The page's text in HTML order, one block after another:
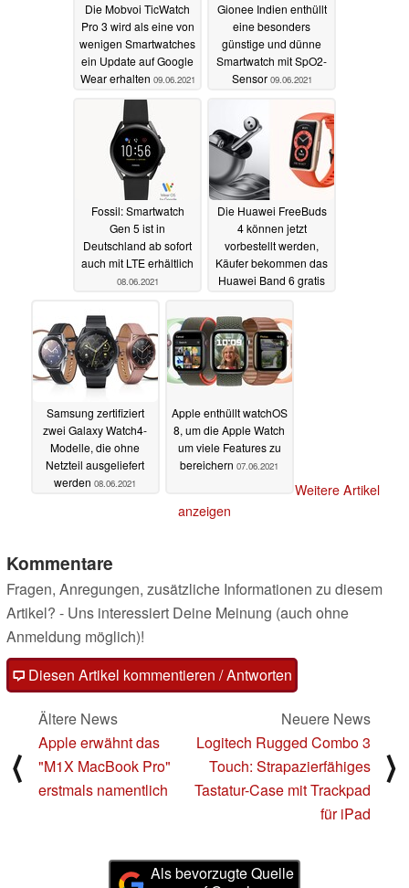
Die Mobvoi TicWatch
Pro 3 wird als eine von
wenigen Smartwatches
ein Update auf Google
Wear erhalten 09.06.2021
Gionee Indien enthüllt
eine besonders
günstige und dünne
Smartwatch mit SpO2-
Sensor 09.06.2021
Fossil: Smartwatch
Gen 5 ist in
Deutschland ab sofort
auch mit LTE erhältlich
08.06.2021
Die Huawei FreeBuds
4 können jetzt
vorbestellt werden,
Käufer bekommen das
Huawei Band 6 gratis
Samsung zertifiziert
zwei Galaxy Watch4-
Modelle, die ohne
Netzteil ausgeliefert
werden 08.06.2021
Apple enthüllt watchOS
8, um die Apple Watch
um viele Features zu
bereichern 07.06.2021
Weitere Artikel
anzeigen
Kommentare
Fragen, Anregungen, zusätzliche Informationen zu diesem
Artikel? - Uns interessiert Deine Meinung (auch ohne
Anmeldung möglich)!
Diesen Artikel kommentieren / Antworten
⟨
Ältere News
Apple erwähnt das
"M1X MacBook Pro"
erstmals namentlich
Neuere News
Logitech Rugged Combo 3
Touch: Strapazierfähiges
Tastatur-Case mit Trackpad
für iPad
⟩
Als bevorzugte Quelle